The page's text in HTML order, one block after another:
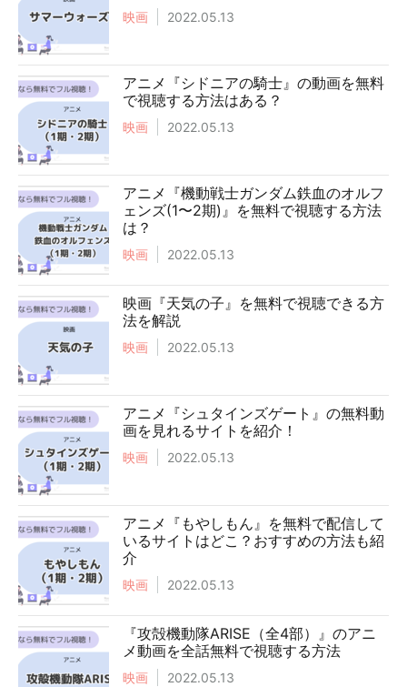
映画 2022.05.13
アニメ『シドニアの騎士』の動画を無料
で視聴する方法はある？
映画 2022.05.13
アニメ『機動戦士ガンダム鉄血のオルフ
ェンズ(1〜2期)』を無料で視聴する方法
は？
映画 2022.05.13
映画『天気の子』を無料で視聴できる方
法を解説
映画 2022.05.13
アニメ『シュタインズゲート』の無料動
画を見れるサイトを紹介！
映画 2022.05.13
アニメ『もやしもん』を無料で配信して
いるサイトはどこ？おすすめの方法も紹
介
映画 2022.05.13
『攻殻機動隊ARISE（全4部）』のアニ
メ動画を全話無料で視聴する方法
映画 2022.05.13